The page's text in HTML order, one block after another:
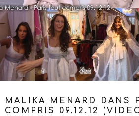
MALIKA MENARD DANS
COMPRIS 09.12.12